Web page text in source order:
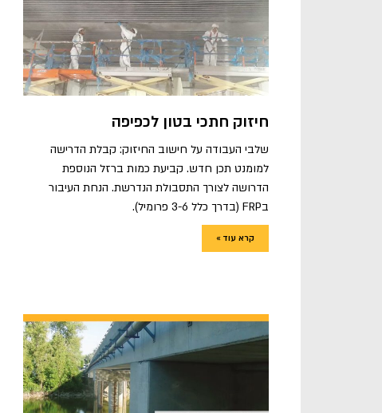
חיזוק חתכי בטון לכפיפה
שלבי העבודה על חישוב החיזוק: קבלת הדרישה
למומנט תכן חדש. קביעת כמות ברזל הנוספת
הדרושה לצורך התסבולת הנדרשת. הנחת העיבור
בFRP (בדרך כלל 3-6 פרומיל).
קרא עוד »